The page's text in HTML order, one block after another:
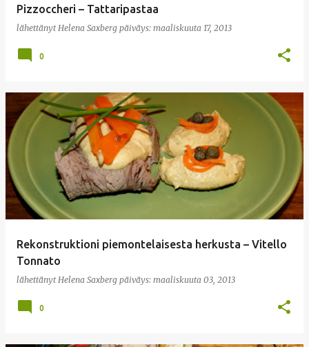
Pizzoccheri – Tattaripastaa
lähettänyt Helena Saxberg päiväys: maaliskuuta 17, 2013
0
Rekonstruktioni piemontelaisesta herkusta – Vitello
Tonnato
lähettänyt Helena Saxberg päiväys: maaliskuuta 03, 2013
0